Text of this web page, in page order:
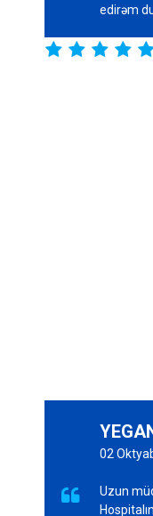
edirəm
   

02
Uzun